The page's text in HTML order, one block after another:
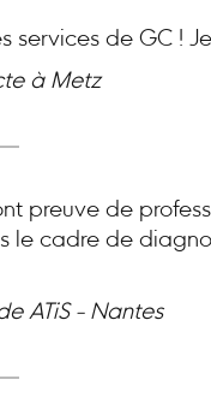
services de GC !
à Metz
preuve de
le cadre de
ATiS - Nantes